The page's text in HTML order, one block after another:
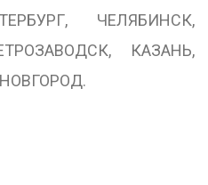
ЧЕЛЯБИНСК,
КАЗАНЬ,